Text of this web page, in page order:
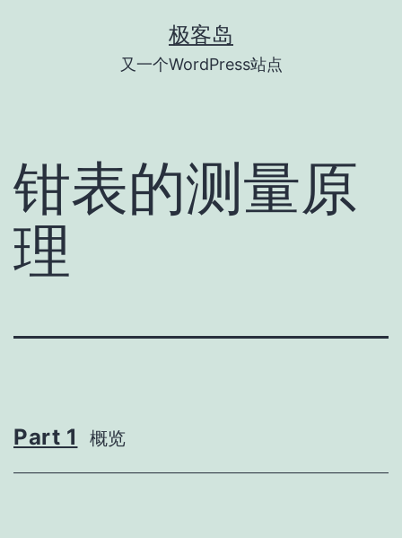
极客岛
又一个WordPress站点
钳表的测量原
理
Part 1 概览